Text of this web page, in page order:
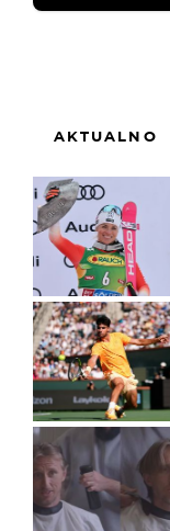
AKTUALNO